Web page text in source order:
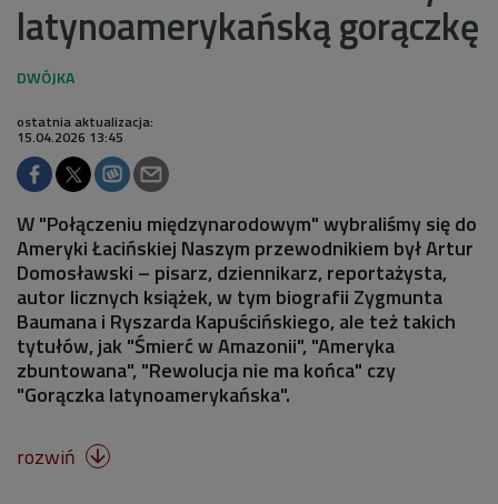
latynoamerykańską gorączkę
ostatnia aktualizacja:
15.04.2026 13:45
W "Połączeniu międzynarodowym" wybraliśmy się do
Ameryki Łacińskiej Naszym przewodnikiem był Artur
Domosławski – pisarz, dziennikarz, reportażysta,
autor licznych książek, w tym biografii Zygmunta
Baumana i Ryszarda Kapuścińskiego, ale też takich
tytułów, jak "Śmierć w Amazonii", "Ameryka
zbuntowana", "Rewolucja nie ma końca" czy
"Gorączka latynoamerykańska".
rozwiń 